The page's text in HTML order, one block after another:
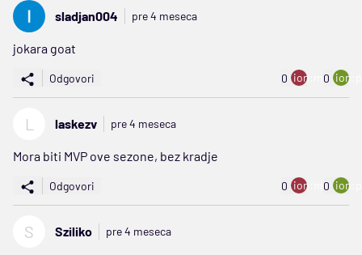
sladjan004 pre 4 meseca
jokara goat
Odgovori 0 ion:minus
0
L laskezv pre 4 meseca
Mora biti MVP ove sezone, bez kradje
Odgovori 0 ion:minus
0
S Sziliko pre 4 meseca